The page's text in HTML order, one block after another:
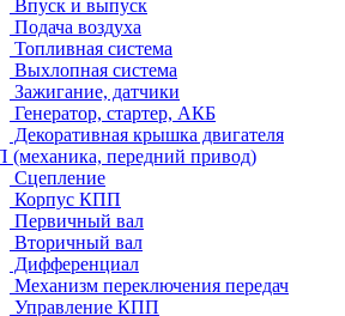
Впуск и выпуск
Подача воздуха
Топливная система
Выхлопная система
Зажигание, датчики
Генератор, стартер, АКБ
Декоративная крышка двигателя
передний привод)
Сцепление
Корпус КПП
Первичный вал
Вторичный вал
Дифференциал
Механизм переключения передач
Управление КПП